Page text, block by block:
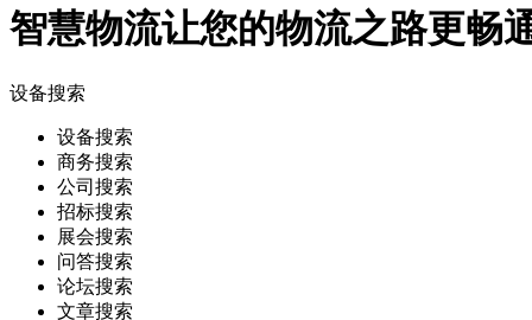
智慧物流让您的物流之路更畅
设备搜索
设备搜索
商务搜索
公司搜索
招标搜索
展会搜索
问答搜索
论坛搜索
文章搜索